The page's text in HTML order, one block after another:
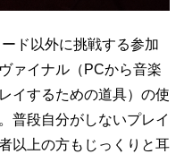
ド以外に挑戦する参加
ァイナル（PCから音楽
イするための道具）の使
普段自分がしないプレイ
以上の方もじっくりと耳